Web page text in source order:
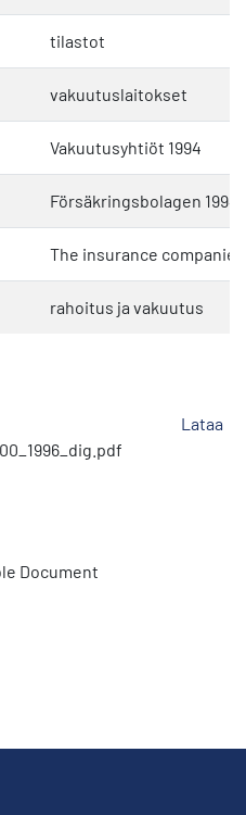
tilastot
vakuutuslaitokset
Vakuutusyhtiöt 1994
Försäkringsbolagen 1994
The insurance companies
rahoitus ja vakuutus
Document
Lataa